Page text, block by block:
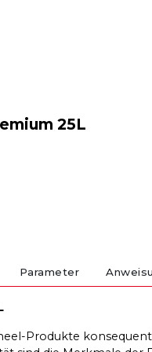
25L
Parameter
Produkte